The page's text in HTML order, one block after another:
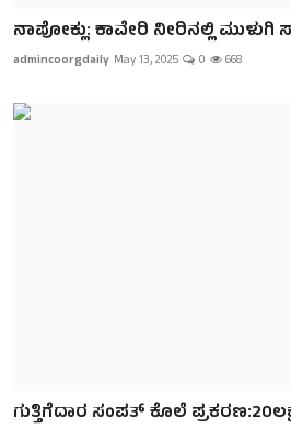
ನಾಪೋಕ್ಲು: ಕಾವೇರಿ ನೀರಿನಲ್ಲಿ ಮುಳುಗಿ
admincoorgdaily May 13, 2025 0 668
ಗುತ್ತಿಗೆದಾರ ಸಂಪತ್ ಕೊಲೆ